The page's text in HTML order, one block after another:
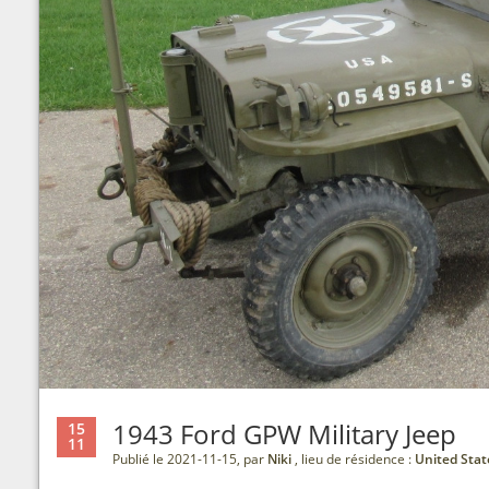
15
11 1943 Ford GPW Military Jeep
Publié le 2021-11-15, par Niki , lieu de résidence : United